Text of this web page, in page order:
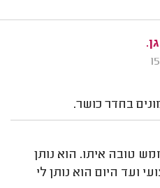
בחדר כושר.
טובה איתו. הוא נותן
ועד היום הוא נותן לי